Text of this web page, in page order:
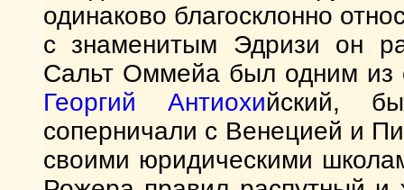
одинаково благосклонно
с знаменитым Эдризи он
Сальт Оммейа был одним из
Георгий
Антиохийский,
соперничали с Венецией и
своими юридическими